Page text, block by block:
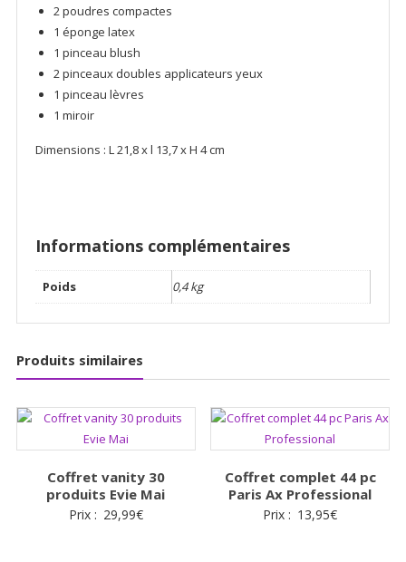
2 poudres compactes
1 éponge latex
1 pinceau blush
2 pinceaux doubles applicateurs yeux
1 pinceau lèvres
1 miroir
Dimensions : L 21,8 x l 13,7 x H 4 cm
Informations complémentaires
Poids 0,4 kg
Produits similaires
Coffret vanity 30
produits Evie Mai
Prix : 29,99€
Coffret complet 44 pc
Paris Ax Professional
Prix : 13,95€